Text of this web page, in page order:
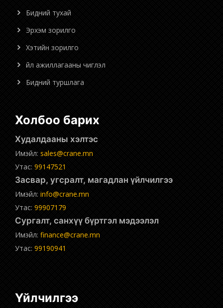
Бидний тухай
Эрхэм зорилго
Хэтийн зорилго
Үйл ажиллагааны чиглэл
Бидний туршлага
Холбоо барих
Худалдааны хэлтэс
Имэйл: sales@crane.mn
Утас: 99147521
Засвар, угсралт, магадлан үйлчилгээ
Имэйл: info@crane.mn
Утас: 99907179
Сургалт, санхүү бүртгэл мэдээлэл
Имэйл: finance@crane.mn
Утас: 99190941
Үйлчилгээ